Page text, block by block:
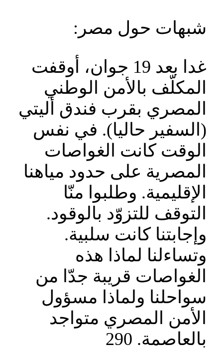
شبهات حول مصر:
غدا بعد 19 جوان، أوقفت
المكلّف بالأمن الوطني
المصري بقرب فندق أليتي
(السفير حاليا). في نفس
الوقت كانت الغواصات
المصرية على حدود مياهنا
الإقليمية. وطلبوا منّا
التوقف للتزوّد بالوقود.
وإجابتنا كانت سلبية.
وتساءلنا لماذا هذه
الغواصات قريبة جدّا من
سواحلنا ولماذا مسؤول
الأمن المصري متواجد
بالعاصمة. 290